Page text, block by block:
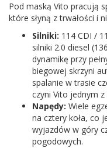
Pod maską Vito pracują
które słyną z trwałości i
Silniki: 114 CDI /
silniki 2.0 diesel
dynamikę przy
biegowej skrzyni
spalanie w trasie
czyni Vito jednym
Napędy: Wiele
na cztery koła, co
wyjazdów w góry
pogodowych.